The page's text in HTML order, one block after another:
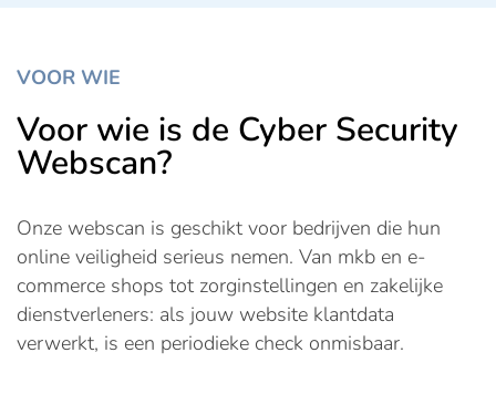
VOOR WIE
Voor wie is de Cyber Security
Webscan?
Onze webscan is geschikt voor bedrijven die hun
online veiligheid serieus nemen. Van mkb en e-
commerce shops tot zorginstellingen en zakelijke
dienstverleners: als jouw website klantdata
verwerkt, is een periodieke check onmisbaar.